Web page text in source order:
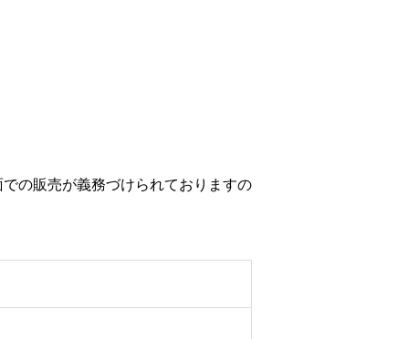
の販売が義務づけられておりますの